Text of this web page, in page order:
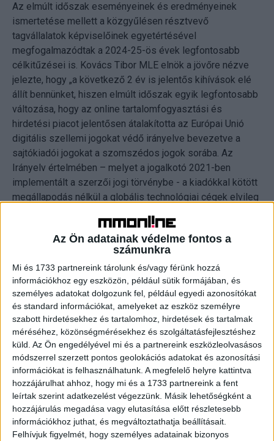
Az Ön adatainak védelme fontos a
számunkra
Mi és 1733 partnereink tárolunk és/vagy férünk hozzá
információkhoz egy eszközön, például sütik formájában, és
személyes adatokat dolgozunk fel, például egyedi azonosítókat
és standard információkat, amelyeket az eszköz személyre
szabott hirdetésekhez és tartalomhoz, hirdetések és tartalmak
méréséhez, közönségmérésekhez és szolgáltatásfejlesztéshez
küld. Az Ön engedélyével mi és a partnereink eszközleolvasásos
módszerrel szerzett pontos geolokációs adatokat és azonosítási
információkat is felhasználhatunk. A megfelelő helyre kattintva
hozzájárulhat ahhoz, hogy mi és a 1733 partnereink a fent
leírtak szerint adatkezelést végezzünk. Másik lehetőségként a
hozzájárulás megadása vagy elutasítása előtt részletesebb
információkhoz juthat, és megváltoztathatja beállításait.
Felhívjuk figyelmét, hogy személyes adatainak bizonyos
Az elmúlt időszak eseményeinek és eredményeinek
ismertetése mellett a közgyűlésen résztvevő
tagvállalatok képviselőinek egyetértésével
megfogalmazódtak a 2024-25-ös évek legfontosabb
célkitűzései is. Kovács Tibor MLE elnök a jövőre nézve
jelezte, hogy „a következő 2 év is jelentős kihívások elé
állít bennünket, hiszen elmúlt időszak egyik legfontosabb
változása, hogy az online tartalomfogyasztási és
hirdetési piacot jelentősen átalakította az Európai Unió
digitális szellemi jogokat védő irányelve bevezetve a
sajtókiadói jogokat a szomszédos jogok sorába. Az
Irányelv értelmében – melyet a jogalkotó 2021-ben
implementált a szerzői jogi törvénybe - a kiadókkal kötött
megállapodás nélkül a globális technológiai cégek elvileg
Jelenleg folyik ennek a jognak az érvényesítéséhez
szükséges előkészítő munka a Repropress Egyesület
irányításával és az MLE szakmai munkájával.
Ez a jogi és piaci változás kiemelkedő jelentőségű, és
egyben megteremheti a lehetőséget arra, hogy a kiadók
több bevételhez jussanak az általuk előállított tartalmak
után. A sajtókiadói jogok érvényesítése kapcsán európai
szinten is komoly munka zajlott és a hazai kiadók jelentős
része közösen kívánja érvényre juttatni a törvény által
megalkotott keretrendszerben az érdekeiket.”
A szakmát érintő legfontosabb stratégiai kérdésekben a
közgyűlés résztvevői továbbra is nagy hangsúlyt
helyeztek az egyesületi munkában a nemzetközi